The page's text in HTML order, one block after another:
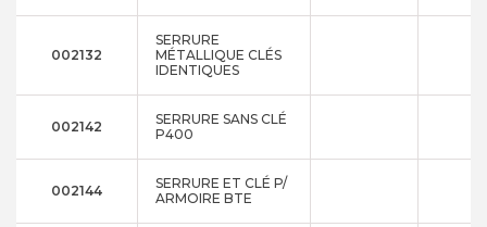
002132
SERRURE
MÉTALLIQUE CLÉS
IDENTIQUES
002142
SERRURE SANS CLÉ
P400
002144
SERRURE ET CLÉ P/
ARMOIRE BTE